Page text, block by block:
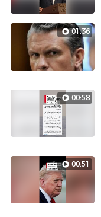
01:36
00:58
00:51